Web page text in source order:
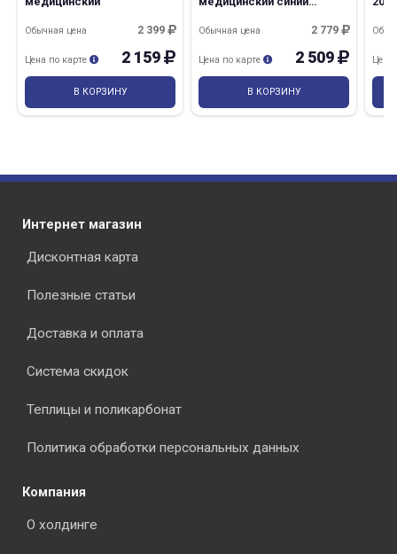
2 399
Обычная цена
2 159
Цена по карте
В КОРЗИНУ
2 779
Обычная цена
2 509
Цена по карте
В КОРЗИНУ
Цена
Интернет магазин
Дисконтная карта
Полезные статьи
Доставка и оплата
Система скидок
Теплицы и поликарбонат
Политика обработки персональных данных
Компания
О холдинге